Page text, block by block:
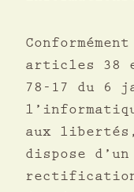
articles 38
78-17 du 6
aux
dispose
rectification